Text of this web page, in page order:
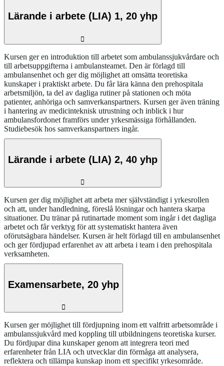
Lärande i arbete (LIA) 1, 20 yhp
Kursen ger en introduktion till arbetet som ambulanssjukvårdare och
till arbetsuppgifterna i ambulansteamet. Den är förlagd till
ambulansenhet och ger dig möjlighet att omsätta teoretiska
kunskaper i praktiskt arbete. Du får lära känna den prehospitala
arbetsmiljön, ta del av dagliga rutiner på stationen och möta
patienter, anhöriga och samverkanspartners. Kursen ger även träning
i hantering av medicinteknisk utrustning och inblick i hur
ambulansfordonet framförs under yrkesmässiga förhållanden.
Studiebesök hos samverkanspartners ingår.
Lärande i arbete (LIA) 2, 40 yhp
Kursen ger dig möjlighet att arbeta mer självständigt i yrkesrollen
och att, under handledning, föreslå lösningar och hantera skarpa
situationer. Du tränar på rutinartade moment som ingår i det dagliga
arbetet och får verktyg för att systematiskt hantera även
oförutsägbara händelser. Kursen är helt förlagd till en ambulansenhet
och ger fördjupad erfarenhet av att arbeta i team i den prehospitala
verksamheten.
Examensarbete, 20 yhp
Kursen ger möjlighet till fördjupning inom ett valfritt arbetsområde i
ambulanssjukvård med koppling till utbildningens teoretiska kurser.
Du fördjupar dina kunskaper genom att integrera teori med
erfarenheter från LIA och utvecklar din förmåga att analysera,
reflektera och tillämpa kunskap inom ett specifikt yrkesområde.